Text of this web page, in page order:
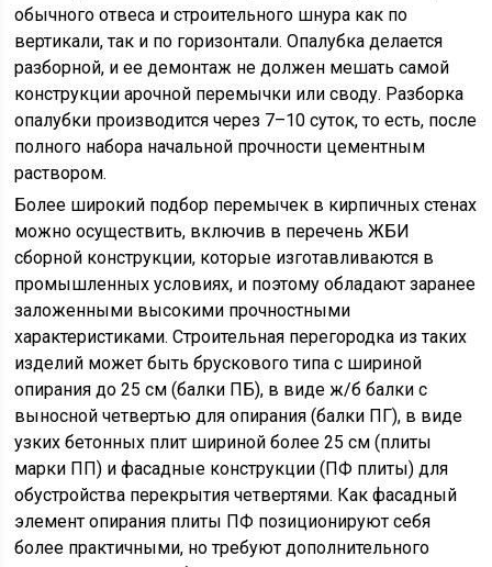
обычного отвеса и строительного шнура как по
вертикали, так и по горизонтали. Опалубка делается
разборной, и ее демонтаж не должен мешать самой
конструкции арочной перемычки или своду. Разборка
опалубки производится через 7–10 суток, то есть, после
полного набора начальной прочности цементным
раствором.
Более широкий подбор перемычек в кирпичных стенах
можно осуществить, включив в перечень ЖБИ
сборной конструкции, которые изготавливаются в
промышленных условиях, и поэтому обладают заранее
заложенными высокими прочностными
характеристиками. Строительная перегородка из таких
изделий может быть брускового типа с шириной
опирания до 25 см (балки ПБ), в виде ж/б балки с
выносной четвертью для опирания (балки ПГ), в виде
узких бетонных плит шириной более 25 см (плиты
марки ПП) и фасадные конструкции (ПФ плиты) для
обустройства перекрытия четвертями. Как фасадный
элемент опирания плиты ПФ позиционируют себя
более практичными, но требуют дополнительного